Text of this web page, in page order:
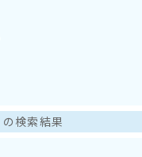
の検索結果